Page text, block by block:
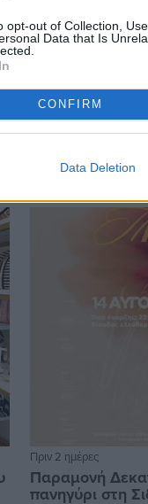
opt-out of Collection,
Data that Is
CONFIRM
Data Deletion
Πριν 2 ημέρες
ένταξη στο
Πριν 2 ημέρες
Παραμονή
πανηγύρι στη